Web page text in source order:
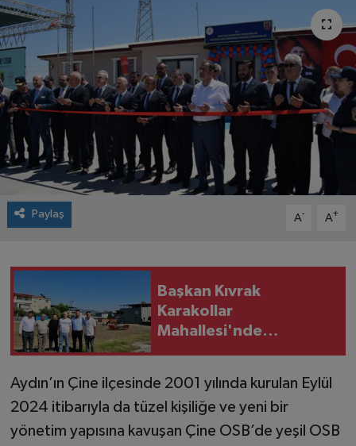
Paylaş A- A+
Başkan Kıvrak
Karakollar
Mahallesi'nde
Götürmeye Devam
Ediyoruz"
Aydın’ın Çine ilçesinde 2001 yılında kurulan Eylül
2024 itibarıyla da tüzel kişiliğe ve yeni bir
yönetim yapısına kavuşan Çine OSB’de yeşil OSB
Tüm Manşetler
Son Dakika Haberleri
Haber Arşivi